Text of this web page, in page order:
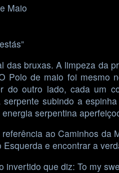
Maio
bruxas. A limpeza da
Polo de maio foi
outro lado, cada um
subindo a
serpentina
ao Caminhos
e encontrar a
que diz: To my